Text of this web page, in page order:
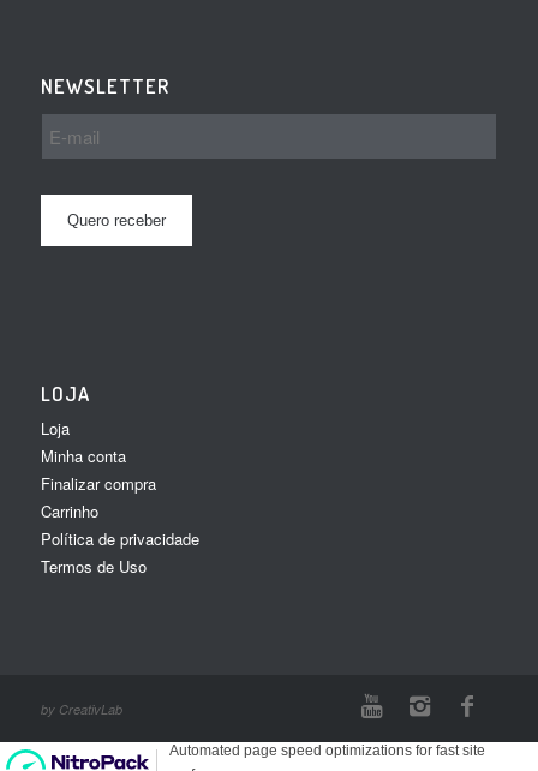
NEWSLETTER
LOJA
Loja
Minha conta
Finalizar compra
Carrinho
Política de privacidade
Termos de Uso
by CreativLab